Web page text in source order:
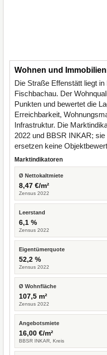
Wohnen und
Die Straße Effenstätt liegt
Fischbachau. Der
Punkten und bewertet die
Erreichbarkeit,
Infrastruktur. Die
2022 und BBSR INKAR;
ersetzen keine
Marktindikatoren
Ø Nettokaltmiete
8,47 €/m²
Zensus 2022
Leerstand
6,1 %
Zensus 2022
Eigentümerquote
52,2 %
Zensus 2022
Ø Wohnfläche
107,5 m²
Zensus 2022
Angebotsmiete
16,00 €/m²
BBSR INKAR, Kreis